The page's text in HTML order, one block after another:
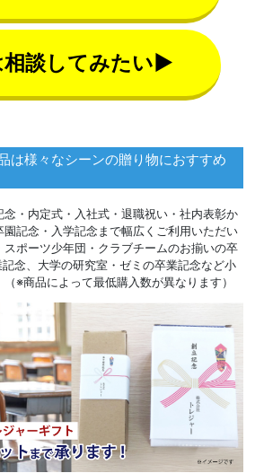
相談してみたい▶
は様々なシーンの贈り物におすすめ
・内定式・入社式・退職祝い・社内表彰か
園記念・入学記念まで幅広くご利用いただい
ポーツ少年団・クラブチームのお揃いの卒
念、大学の研究室・ゼミの卒業記念など小
※商品によって最低購入数が異なります）